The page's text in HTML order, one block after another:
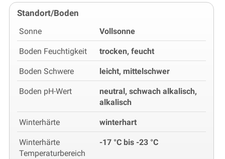
Standort/Boden
Sonne Vollsonne
Boden Feuchtigkeit trocken, feucht
Boden Schwere leicht, mittelschwer
Boden pH-Wert
neutral, schwach alkalisch,
alkalisch
Winterhärte winterhart
Winterhärte
Temperaturbereich
-17 °C bis -23 °C